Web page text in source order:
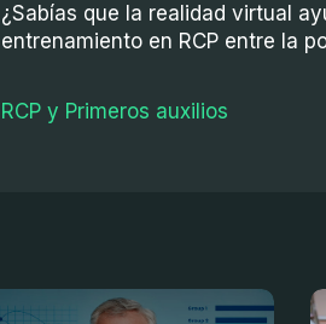
¿Sabías que la realidad virtual
entrenamiento en RCP entre la
RCP y Primeros auxilios